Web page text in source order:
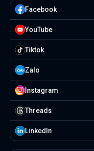
Facebook
YouTube
Tiktok
Zalo
Instagram
Threads
Linkedln